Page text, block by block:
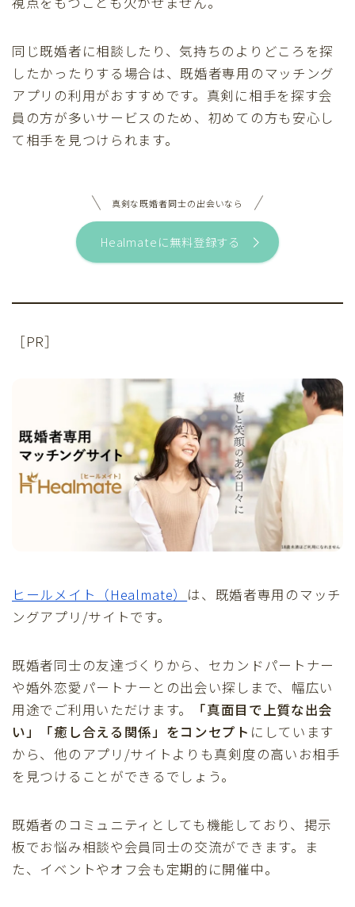
同じ既婚者に相談したり、気持ちのよりどころを探
したかったりする場合は、既婚者専用のマッチング
アプリの利用がおすすめです。真剣に相手を探す会
員の方が多いサービスのため、初めての方も安心し
て相手を見つけられます。
真剣な既婚者同士の出会いなら
Healmateに無料登録する
［PR］
ヒールメイト（Healmate） は、既婚者専用のマッチ
ングアプリ/サイトです。
既婚者同士の友達づくりから、セカンドパートナー
や婚外恋愛パートナーとの出会い探しまで、幅広い
用途でご利用いただけます。
「真面目で上質な出会
い」「癒し合える関係」をコンセプト にしています
から、他のアプリ/サイトよりも真剣度の高いお相手
を見つけることができるでしょう。
既婚者のコミュニティとしても機能しており、掲示
板でお悩み相談や会員同士の交流ができます。ま
た、イベントやオフ会も定期的に開催中。